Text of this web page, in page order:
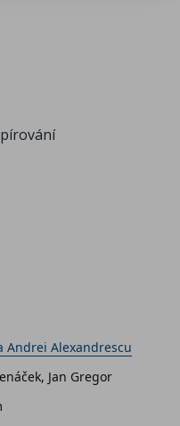
Andrei Alexandrescu
Jan Gregor